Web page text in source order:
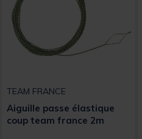
TEAM FRANCE
Aiguille passe élastique
coup team france 2m